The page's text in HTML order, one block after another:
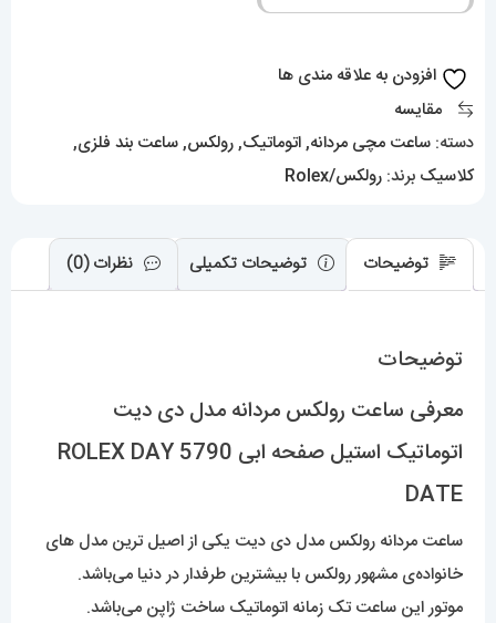
اتوماتیک
استیل
5790
DAY
DATE
افزودن به علاقه مندی ها
مقایسه
دسته: ساعت مچی مردانه,اتوماتیک,رولکس,ساعت بند فلزی,
کلاسیک برند: رولکس/Rolex
توضیحات توضیحات تکمیلی نظرات (0)
توضیحات
معرفی ساعت رولکس مردانه مدل دی دیت
اتوماتیک استیل صفحه ابی 5790 ROLEX DAY
DATE
ساعت مردانه رولکس مدل دی دیت یکی از اصیل ترین مدل های
خانواده‌ی مشهور رولکس با بیشترین طرفدار در دنیا می‌باشد.
موتور این ساعت تک زمانه اتوماتیک ساخت ژاپن می‌باشد.